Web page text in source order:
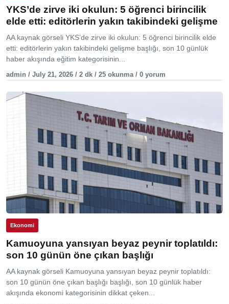
YKS’de zirve iki okulun: 5 öğrenci birincilik
elde etti: editörlerin yakın takibindeki gelişme
AA kaynak görseli YKS’de zirve iki okulun: 5 öğrenci birincilik elde
etti: editörlerin yakın takibindeki gelişme başlığı, son 10 günlük
haber akışında eğitim kategorisinin...
admin / July 21, 2026 / 2 dk / 25 okunma / 0 yorum
Ekonomi
Kamuoyuna yansıyan beyaz peynir toplatıldı:
son 10 günün öne çıkan başlığı
AA kaynak görseli Kamuoyuna yansıyan beyaz peynir toplatıldı:
son 10 günün öne çıkan başlığı başlığı, son 10 günlük haber
akışında ekonomi kategorisinin dikkat çeken...